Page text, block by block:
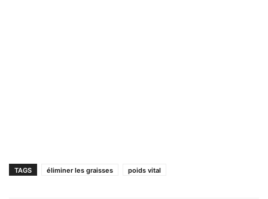
TAGS éliminer les graisses poids vital